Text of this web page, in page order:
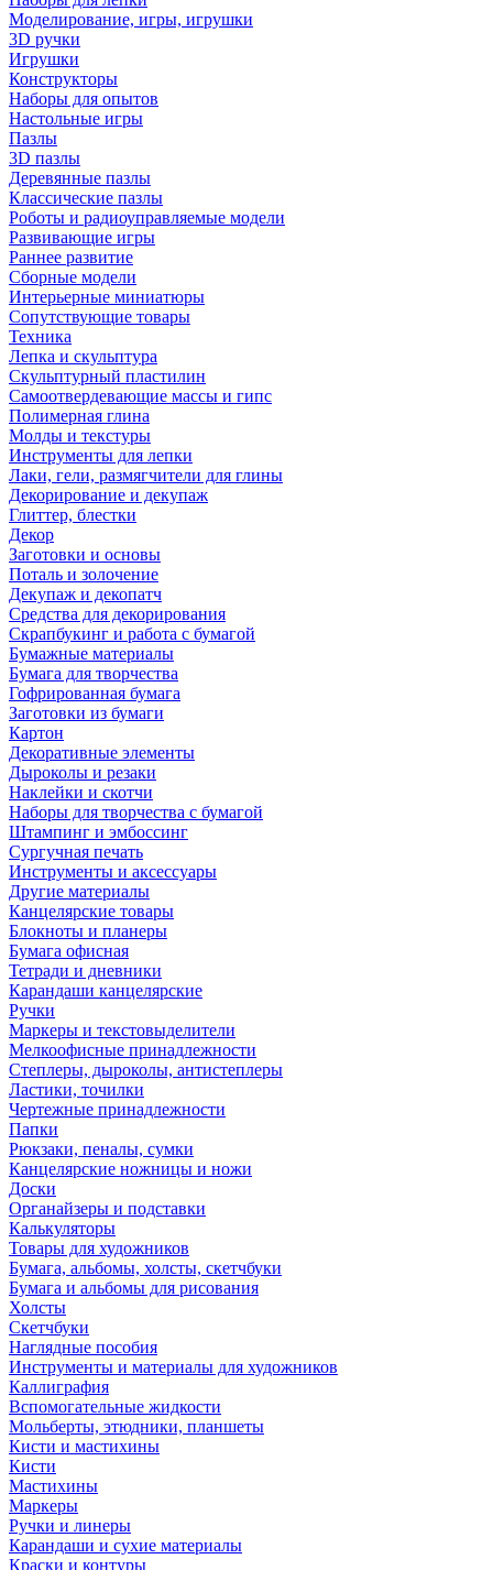
Моделирование, игры, игрушки
3D ручки
Игрушки
Конструкторы
Наборы для опытов
Настольные игры
Пазлы
3D пазлы
Деревянные пазлы
Классические пазлы
Роботы и радиоуправляемые модели
Развивающие игры
Раннее развитие
Сборные модели
Интерьерные миниатюры
Сопутствующие товары
Техника
Лепка и скульптура
Скульптурный пластилин
Самоотвердевающие массы и гипс
Полимерная глина
Молды и текстуры
Инструменты для лепки
Лаки, гели, размягчители для глины
Декорирование и декупаж
Глиттер, блестки
Декор
Заготовки и основы
Поталь и золочение
Декупаж и декопатч
Средства для декорирования
Скрапбукинг и работа с бумагой
Бумажные материалы
Бумага для творчества
Гофрированная бумага
Заготовки из бумаги
Картон
Декоративные элементы
Дыроколы и резаки
Наклейки и скотчи
Наборы для творчества с бумагой
Штампинг и эмбоссинг
Сургучная печать
Инструменты и аксессуары
Другие материалы
Канцелярские товары
Блокноты и планеры
Бумага офисная
Тетради и дневники
Карандаши канцелярские
Ручки
Маркеры и текстовыделители
Мелкоофисные принадлежности
Степлеры, дыроколы, антистеплеры
Ластики, точилки
Чертежные принадлежности
Папки
Рюкзаки, пеналы, сумки
Канцелярские ножницы и ножи
Доски
Органайзеры и подставки
Калькуляторы
Товары для художников
Бумага, альбомы, холсты, скетчбуки
Бумага и альбомы для рисования
Холсты
Скетчбуки
Наглядные пособия
Инструменты и материалы для художников
Каллиграфия
Вспомогательные жидкости
Мольберты, этюдники, планшеты
Кисти и мастихины
Кисти
Мастихины
Маркеры
Ручки и линеры
Карандаши и сухие материалы
Краски и контуры